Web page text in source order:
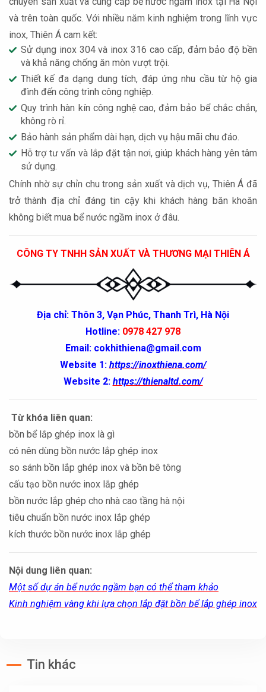
và trên toàn quốc. Với nhiều năm kinh nghiệm trong lĩnh vực
inox, Thiên Á cam kết:
Sử dụng inox 304 và inox 316 cao cấp, đảm bảo độ bền
và khả năng chống ăn mòn vượt trội.
Thiết kế đa dạng dung tích, đáp ứng nhu cầu từ hộ gia
đình đến công trình công nghiệp.
Quy trình hàn kín công nghệ cao, đảm bảo bể chắc chắn,
không rò rỉ.
Bảo hành sản phẩm dài hạn, dịch vụ hậu mãi chu đáo.
Hỗ trợ tư vấn và lắp đặt tận nơi, giúp khách hàng yên tâm
sử dụng.
Chính nhờ sự chỉn chu trong sản xuất và dịch vụ, Thiên Á đã
trở thành địa chỉ đáng tin cậy khi khách hàng băn khoăn
không biết mua bể nước ngầm inox ở đâu.
CÔNG TY TNHH SẢN XUẤT VÀ THƯƠNG MẠI THIÊN Á
Địa chỉ: Thôn 3, Vạn Phúc, Thanh Trì, Hà Nội
Hotline: 0978 427 978
Email: cokhithiena@gmail.com
Website 1: https://inoxthiena.com/
Website 2: https://thienaltd.com/
Từ khóa liên quan:
bồn bể lắp ghép inox là gì
có nên dùng bồn nước lắp ghép inox
so sánh bồn lắp ghép inox và bồn bê tông
cấu tạo bồn nước inox lắp ghép
bồn nước lắp ghép cho nhà cao tầng hà nội
tiêu chuẩn bồn nước inox lắp ghép
kích thước bồn nước inox lắp ghép
Nội dung liên quan:
Một số dự án bể nước ngầm bạn có thể tham khảo
Kinh nghiệm vàng khi lựa chọn lắp đặt bồn bể lắp ghép inox
Tin khác